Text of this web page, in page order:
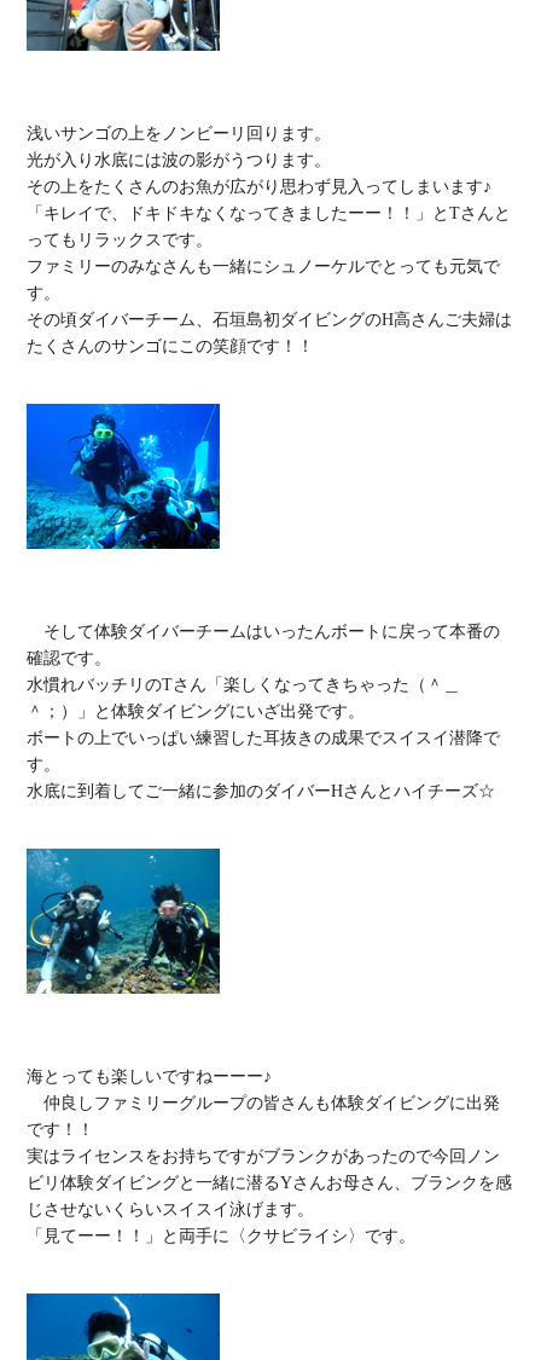
浅いサンゴの上をノンビーリ回ります。
光が入り水底には波の影がうつります。
その上をたくさんのお魚が広がり思わず見入ってしまいます♪
「キレイで、ドキドキなくなってきましたーー！！」とTさんと
ってもリラックスです。
ファミリーのみなさんも一緒にシュノーケルでとっても元気で
す。
その頃ダイバーチーム、石垣島初ダイビングのH高さんご夫婦は
たくさんのサンゴにこの笑顔です！！
そして体験ダイバーチームはいったんボートに戻って本番の
確認です。
水慣れバッチリのTさん「楽しくなってきちゃった（＾＿
＾；）」と体験ダイビングにいざ出発です。
ボートの上でいっぱい練習した耳抜きの成果でスイスイ潜降で
す。
水底に到着してご一緒に参加のダイバーHさんとハイチーズ☆
海とっても楽しいですねーーー♪
仲良しファミリーグループの皆さんも体験ダイビングに出発
です！！
実はライセンスをお持ちですがブランクがあったので今回ノン
ビリ体験ダイビングと一緒に潜るYさんお母さん、ブランクを感
じさせないくらいスイスイ泳げます。
「見てーー！！」と両手に〈クサビライシ〉です。